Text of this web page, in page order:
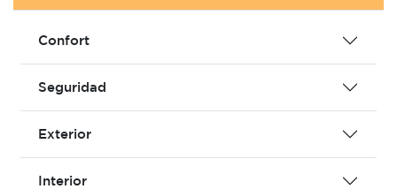
Confort
Seguridad
Exterior
Interior